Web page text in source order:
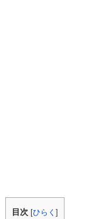
目次 [ひらく]